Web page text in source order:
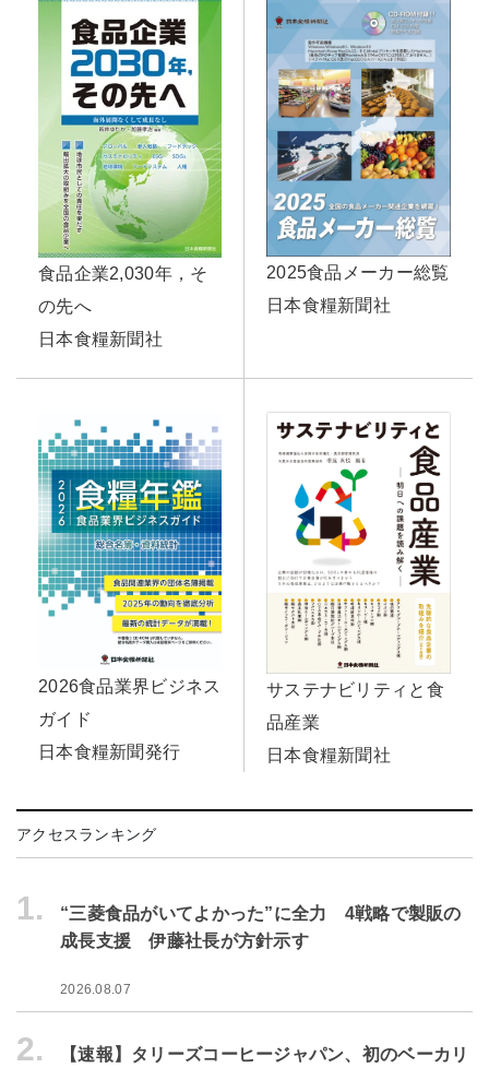
食品企業2,030年，そ
の先へ
日本食糧新聞社
2025食品メーカー総覧
日本食糧新聞社
2026食品業界ビジネス
ガイド
日本食糧新聞発行
サステナビリティと食
品産業
日本食糧新聞社
アクセスランキング
1.
“三菱食品がいてよかった”に全力 4戦略で製販の
成長支援 伊藤社長が方針示す
2026.08.07
2.
【速報】タリーズコーヒージャパン、初のベーカリ